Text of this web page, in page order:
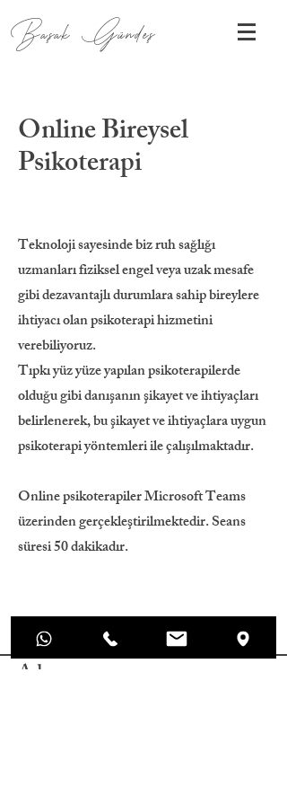
Başak Gündeş
Online Bireysel
Psikoterapi
Teknoloji sayesinde biz ruh sağlığı
uzmanları fiziksel engel veya uzak mesafe
gibi dezavantajlı durumlara sahip bireylere
ihtiyacı olan psikoterapi hizmetini
verebiliyoruz.
Tıpkı yüz yüze yapılan psikoterapilerde
olduğu gibi danışanın şikayet ve ihtiyaçları
belirlenerek, bu şikayet ve ihtiyaçlara uygun
psikoterapi yöntemleri ile çalışılmaktadır.
Online psikoterapiler Microsoft Teams
üzerinden gerçekleştirilmektedir. Seans
süresi 50 dakikadır.
Adres;